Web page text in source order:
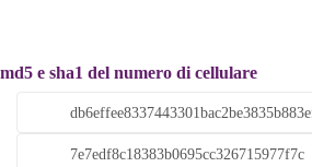
md5 e sha1 del numero di cellulare